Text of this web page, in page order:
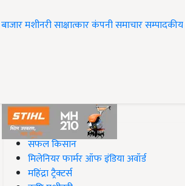
बाजारमशीनरीसाक्षात्कारकंपनी समाचारसम्पादकीय
#Top on Krishi Jagran
सफल किसान
मिलेनियर फार्मर ऑफ इंडिया अवॉर्ड
महिंद्रा ट्रैक्टर्स